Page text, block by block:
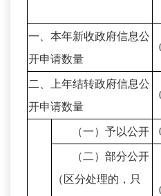
一、本年新收政府信息公
开申请数量
二、上年结转政府信息公
开申请数量
（一）予以公开
（二）部分公开
（区分处理的，只